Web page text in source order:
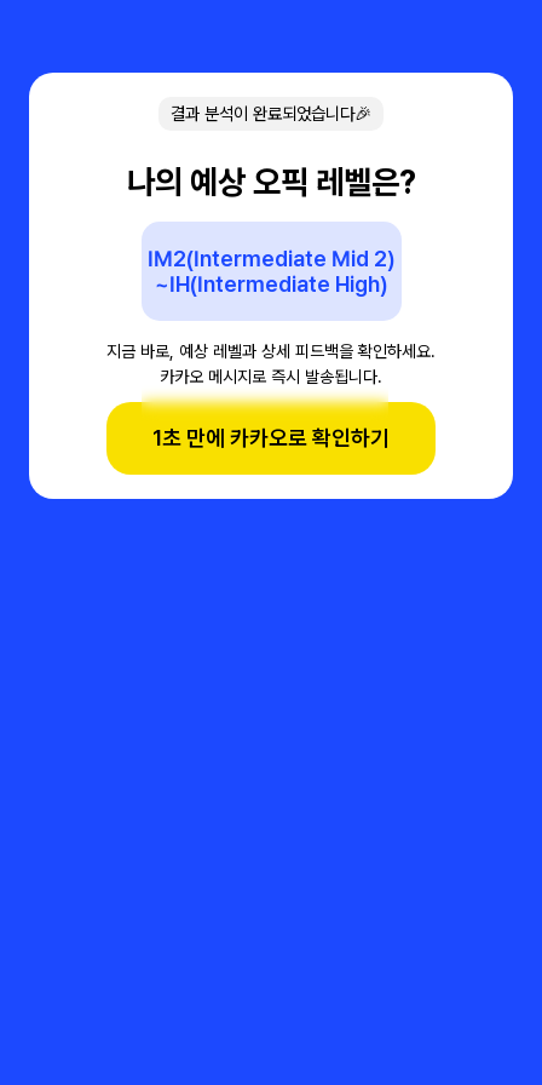
결과 분석이 완료되었습니다🎉
나의 예상 오픽 레벨은?
IM2(Intermediate Mid 2)
~IH(Intermediate High)
지금 바로, 예상 레벨과 상세 피드백을 확인하세요.
카카오 메시지로 즉시 발송됩니다.
1초 만에 카카오로 확인하기